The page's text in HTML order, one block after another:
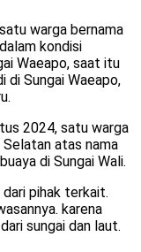
warga bernama
kondisi
Waeapo, saat itu
di Sungai Waeapo,
2024, satu warga
atas nama
di Sungai Wali.
pihak terkait.
karena
sungai dan laut.